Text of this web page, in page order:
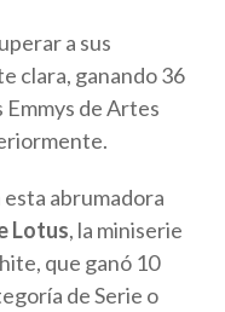
a sus
clara, ganando 36
Emmys de Artes
abrumadora
Lotus, la miniserie
que ganó 10
de Serie o